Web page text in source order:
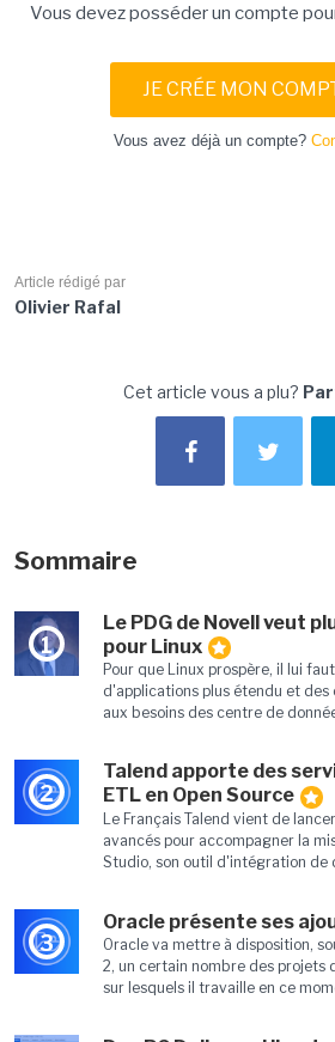
Vous devez posséder un compte
JE CRÉE MON
Vous avez déjà un compte?
Article rédigé par
Olivier Rafal
Cet article vous a plu?
Sommaire
1
Le PDG de Novell veut
pour Linux
Pour que Linux prospère, il lui
d'applications plus étendu et
aux besoins des centre de
2
Talend apporte des
ETL en Open Source
Le Français Talend vient de
avancés pour accompagner la
Studio, son outil d'intégration de
3
Oracle présente ses
Oracle va mettre à disposition,
2, un certain nombre des projets
sur lesquels il travaille en ce